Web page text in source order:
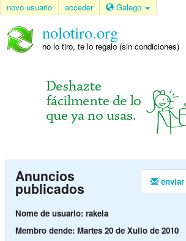
novo usuario acceder Galego
nolotiro.org
no lo tiro, te lo regalo (sin condiciones)
Anuncios
publicados
Nome de usuario: rakela
Membro dende: Martes 20 de Xullo de 2010